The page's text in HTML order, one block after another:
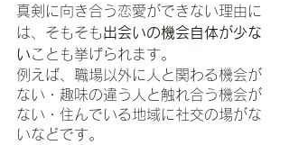
真剣に向き合う恋愛ができない理由に
は、そもそも出会いの機会自体が少な
いことも挙げられます。
例えば、職場以外に人と関わる機会が
ない・趣味の違う人と触れ合う機会が
ない・住んでいる地域に社交の場がな
いなどです。